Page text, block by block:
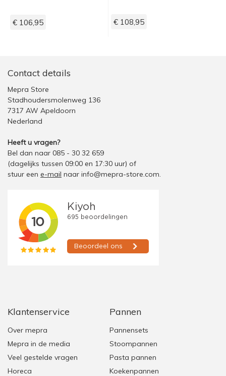
€ 106,95 € 108,95
Contact details
Mepra Store
Stadhoudersmolenweg 136
7317 AW Apeldoorn
Nederland
Heeft u vragen?
Bel dan naar 085 - 30 32 659
(dagelijks tussen 09:00 en 17:30 uur) of
stuur een e-mail naar info@mepra-store.com.
Klantenservice
Over mepra
Mepra in de media
Veel gestelde vragen
Horeca
Pannen
Pannensets
Stoompannen
Pasta pannen
Koekenpannen